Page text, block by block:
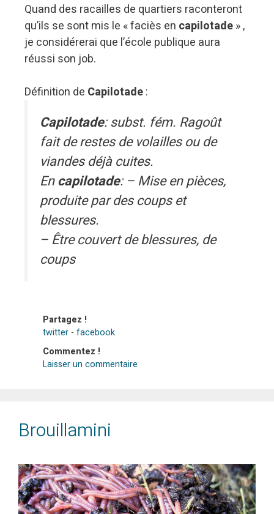
Quand des racailles de quartiers raconteront
qu’ils se sont mis le « faciès en capilotade» ,
je considérerai que l’école publique aura
réussi son job.
Définition de Capilotade:
Capilotade: subst. fém. Ragoût
fait de restes de volailles ou de
viandes déjà cuites.
Encapilotade: – Mise en pièces,
produite par des coups et
blessures.
– Être couvert de blessures, de
coups
Partagez !
twitter - facebook
Commentez !
Laisser un commentaire
Brouillamini